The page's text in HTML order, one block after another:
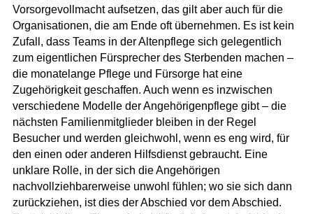
Vorsorgevollmacht aufsetzen, das gilt aber auch für die
Organisationen, die am Ende oft übernehmen. Es ist kein
Zufall, dass Teams in der Altenpflege sich gelegentlich
zum eigentlichen Fürsprecher des Sterbenden machen –
die monatelange Pflege und Fürsorge hat eine
Zugehörigkeit geschaffen. Auch wenn es inzwischen
verschiedene Modelle der Angehörigenpflege gibt – die
nächsten Familienmitglieder bleiben in der Regel
Besucher und werden gleichwohl, wenn es eng wird, für
den einen oder anderen Hilfsdienst gebraucht. Eine
unklare Rolle, in der sich die Angehörigen
nachvollziehbarerweise unwohl fühlen; wo sie sich dann
zurückziehen, ist dies der Abschied vor dem Abschied.